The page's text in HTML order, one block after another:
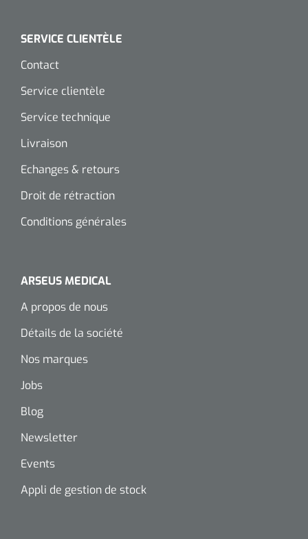
SERVICE CLIENTÈLE
Contact
Service clientèle
Service technique
Livraison
Echanges & retours
Droit de rétraction
Conditions générales
ARSEUS MEDICAL
A propos de nous
Détails de la société
Nos marques
Jobs
Blog
Newsletter
Events
Appli de gestion de stock